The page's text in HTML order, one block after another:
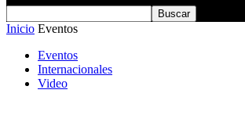
Inicio Eventos
Eventos
Internacionales
Video